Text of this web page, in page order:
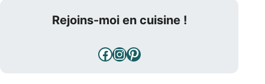
Rejoins-moi en cuisine !
Facebook
Instagram
Pinterest